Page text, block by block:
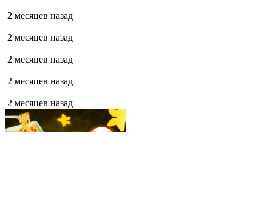
2 месяцев назад
2 месяцев назад
2 месяцев назад
2 месяцев назад
2 месяцев назад